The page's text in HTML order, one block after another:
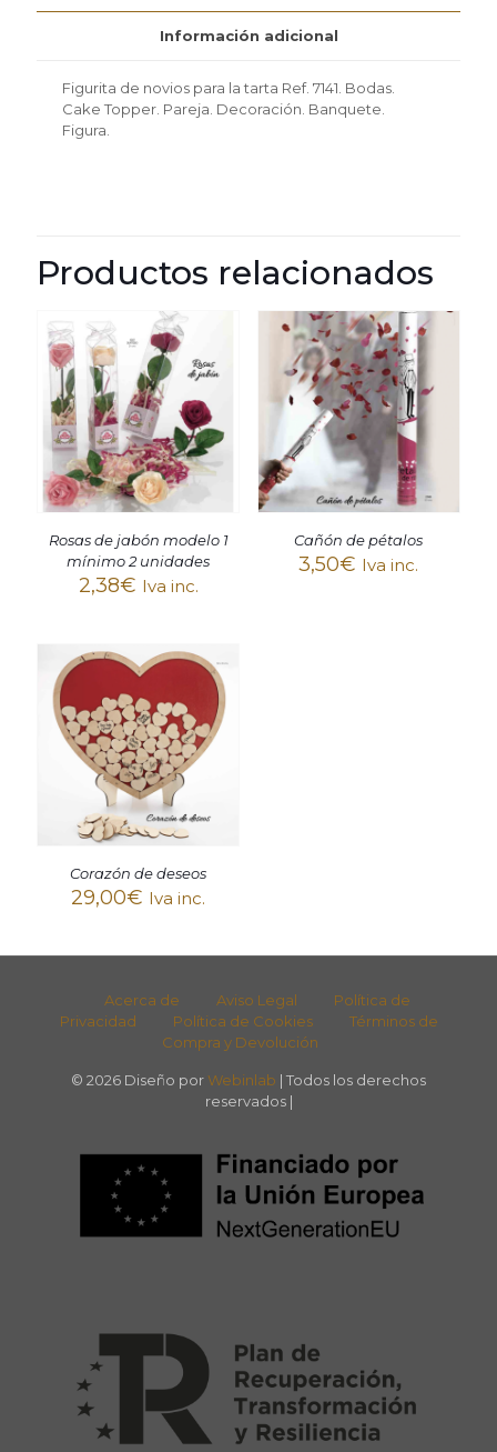
Información adicional
Figurita de novios para la tarta Ref. 7141. Bodas.
Cake Topper. Pareja. Decoración. Banquete.
Figura.
Productos relacionados
Rosas de jabón modelo 1
mínimo 2 unidades
2,38€ Iva inc.
Cañón de pétalos
3,50€ Iva inc.
Corazón de deseos
29,00€ Iva inc.
Acerca de Aviso Legal
Política de
Privacidad
Política de Cookies
Términos de
Compra y Devolución
© 2026 Diseño por Webinlab | Todos los derechos
reservados |